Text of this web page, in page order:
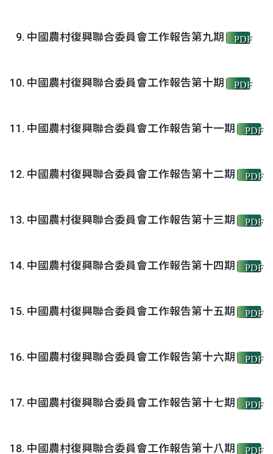
中國農村復興聯合委員會工作報告第九期 PDF
中國農村復興聯合委員會工作報告第十期 PDF
中國農村復興聯合委員會工作報告第十一期 PDF
中國農村復興聯合委員會工作報告第十二期 PDF
中國農村復興聯合委員會工作報告第十三期 PDF
中國農村復興聯合委員會工作報告第十四期 PDF
中國農村復興聯合委員會工作報告第十五期 PDF
中國農村復興聯合委員會工作報告第十六期 PDF
中國農村復興聯合委員會工作報告第十七期 PDF
中國農村復興聯合委員會工作報告第十八期 PDF